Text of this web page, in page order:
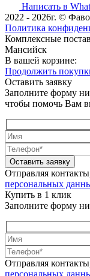
Написать в
2022 - 2026г. ©
Политика
Комплексные
Мансийск
В вашей корзине:
Продолжить
Оставить заявку
Заполните форму
чтобы помочь Вам
Оставить заявку
Отправляя
персональных
Купить в 1 клик
Заполните форму
Отправляя
персональных